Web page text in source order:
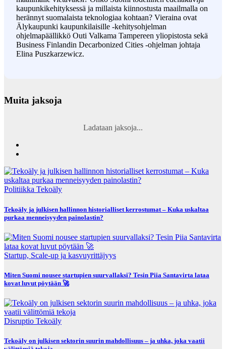
kaupunkikehityksessä ja millaista kiinnostusta maailmalla on
herännyt suomalaista teknologiaa kohtaan? Vieraina ovat
Älykaupunki kaupunkilaisille -kehitysohjelman
ohjelmapäällikkö Outi Valkama Tampereen yliopistosta sekä
Business Finlandin Decarbonized Cities -ohjelman johtaja
Elina Puszkarzewicz.
Muita jaksoja
Ladataan jaksoja...
Politiikka Tekoäly
Tekoäly ja julkisen hallinnon historialliset kerrostumat – Kuka uskaltaa
purkaa menneisyyden painolastin?
Startup, Scale-up ja kasvuyrittäjyys
Miten Suomi nousee startupien suurvallaksi? Tesin Piia Santavirta lataa
kovat luvut pöytään 🚀
Disruptio Tekoäly
Tekoäly on julkisen sektorin suurin mahdollisuus – ja uhka, joka vaatii